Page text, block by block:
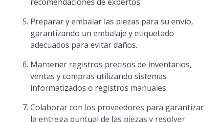
Preparar y embalar las piezas para su envío,
garantizando un embalaje y etiquetado
adecuados para evitar daños.
Mantener registros precisos de inventarios,
ventas y compras utilizando sistemas
informatizados o registros manuales.
Colaborar con los proveedores para garantizar
la entrega puntual de las piezas y resolver